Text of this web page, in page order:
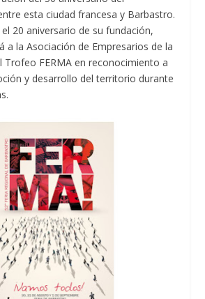
esta ciudad francesa y Barbastro.
20 aniversario de su fundación,
a la Asociación de Empresarios de la
Trofeo FERMA en reconocimiento a
y desarrollo del territorio durante